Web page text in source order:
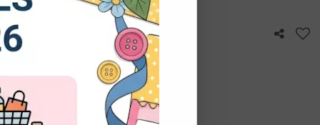
avis !
nos
non
Vous
à droite